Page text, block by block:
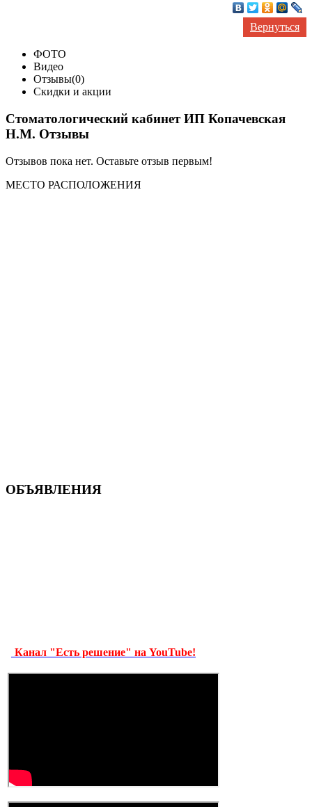
Вернуться
ФОТО
Видео
Отзывы(0)
Скидки и акции
Стоматологический кабинет ИП Копачевская
Н.М. Отзывы
Отзывов пока нет. Оставьте отзыв первым!
МЕСТО РАСПОЛОЖЕНИЯ
ОБЪЯВЛЕНИЯ
Канал "Есть решение" на YouTube!